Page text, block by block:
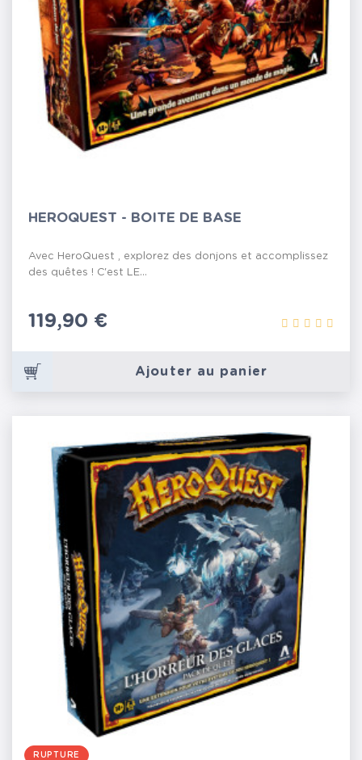
HEROQUEST - BOITE DE BASE
Avec HeroQuest , explorez des donjons et accomplissez
des quêtes ! C'est LE...
Prix
119,90 €
Ajouter au panier
RUPTURE